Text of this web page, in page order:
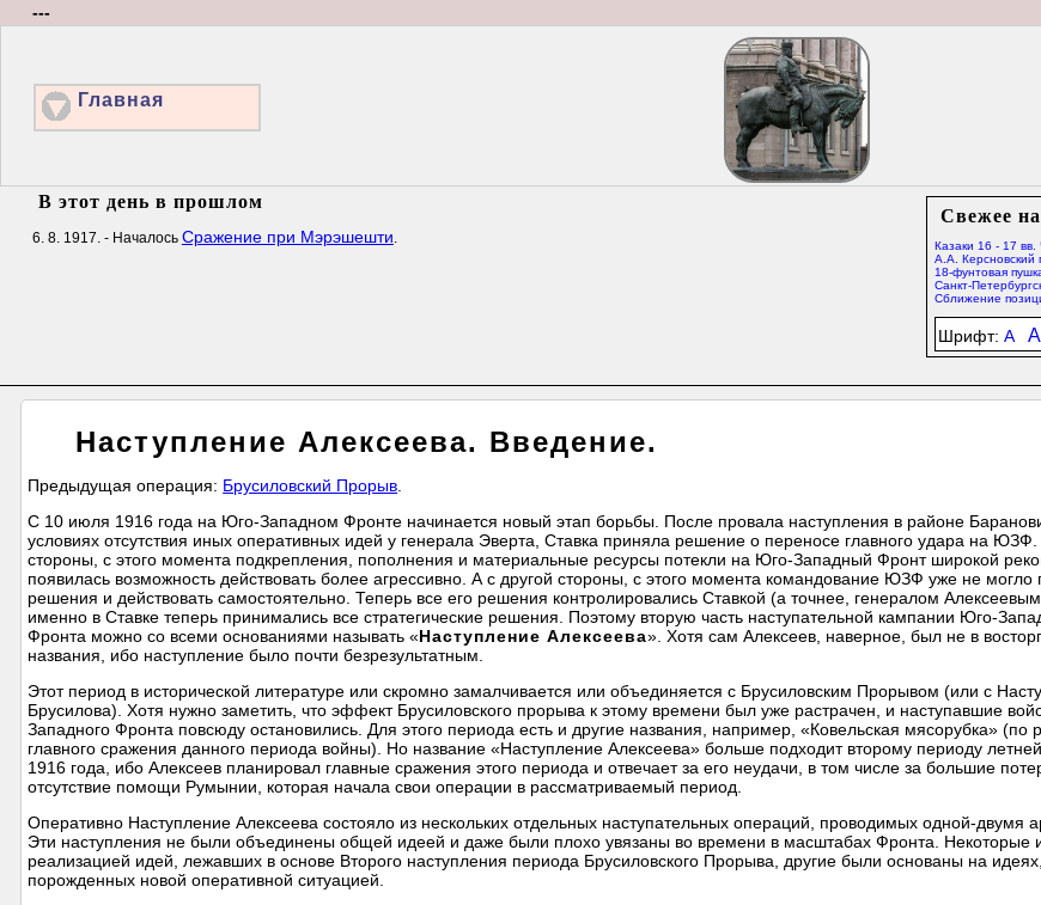
---
Главная
Свежее на
Казаки 16 - 17 вв.
А.А. Керсновский
18-фунтовая
Санкт-
Сближение
Шрифт:A A
В этот день в прошлом
6. 8. 1917. - Началось Сражение при Мэрэшешти.
Наступление Алексеева. Введение.
Предыдущая операция: Брусиловский Прорыв
С 10 июля 1916 года на Юго-Западном Фронте начинается новый этап борьбы. После провала наступления в районе
условиях отсутствия иных оперативных идей у генерала Эверта, Ставка приняла решение о переносе главного удара на
стороны, с этого момента подкрепления, пополнения и материальные ресурсы потекли на Юго-Западный Фронт широкой
появилась возможность действовать более агрессивно. А с другой стороны, с этого момента командование ЮЗФ уже не могло
решения и действовать самостоятельно. Теперь все его решения контролировались Ставкой (а точнее, генералом
именно в Ставке теперь принимались все стратегические решения. Поэтому вторую часть наступательной кампании Юго-
Фронта можно со всеми основаниями называть «Наступление Алексеева». Хотя сам Алексеев, наверное, был не в
названия, ибо наступление было почти безрезультатным.
Этот период в исторической литературе или скромно замалчивается или объединяется с Брусиловским Прорывом (или с
Брусилова). Хотя нужно заметить, что эффект Брусиловского прорыва к этому времени был уже растрачен, и наступавшие
Западного Фронта повсюду остановились. Для этого периода есть и другие названия, например, «Ковельская мясорубка» (по
главного сражения данного периода войны). Но название «Наступление Алексеева» больше подходит второму периоду
1916 года, ибо Алексеев планировал главные сражения этого периода и отвечает за его неудачи, в том числе за большие
отсутствие помощи Румынии, которая начала свои операции в рассматриваемый период.
Оперативно Наступление Алексеева состояло из нескольких отдельных наступательных операций, проводимых одной-двумя
Эти наступления не были объединены общей идеей и даже были плохо увязаны во времени в масштабах Фронта. Некоторые
реализацией идей, лежавших в основе Второго наступления периода Брусиловского Прорыва, другие были основаны на идеях,
порожденных новой оперативной ситуацией.